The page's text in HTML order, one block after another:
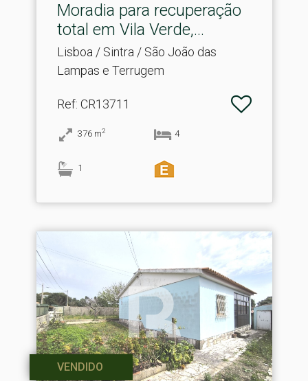
Moradia para recuperação
total em Vila Verde,.​..
Lisboa / Sintra / São João das
Lampas e Terrugem
Ref: CR13711
376 m2 4
1
VENDIDO